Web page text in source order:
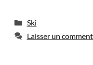
Catégories
Ski
Laisser un